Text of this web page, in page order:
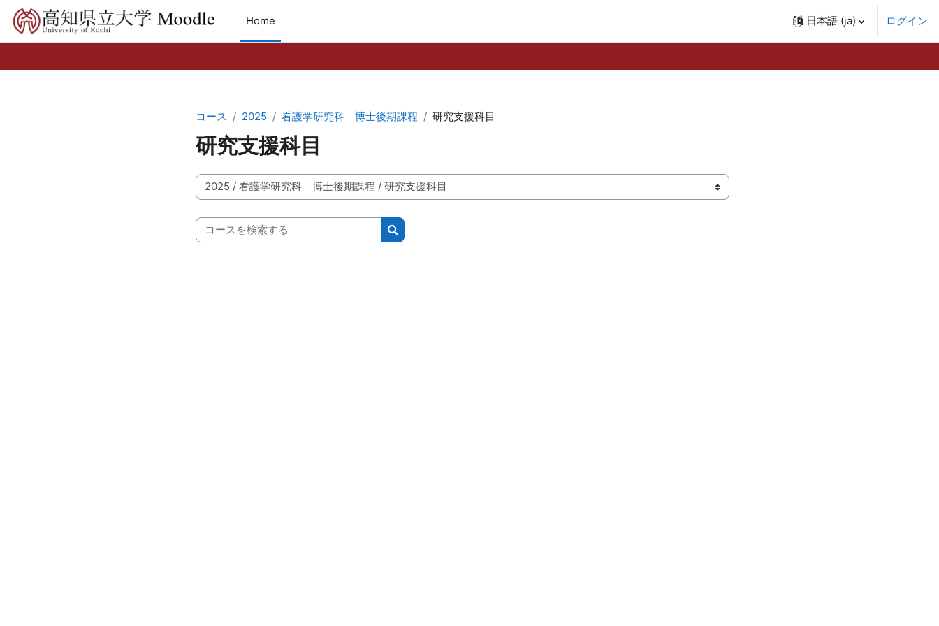
メインコンテンツへスキップする
Home
日本語 ‎(ja)‎ ログイン
コース 2025 看護学研究科 博士後期課程 研究支援科目
研究支援科目
コースカテゴリ
コースを検索する
コースを検索する